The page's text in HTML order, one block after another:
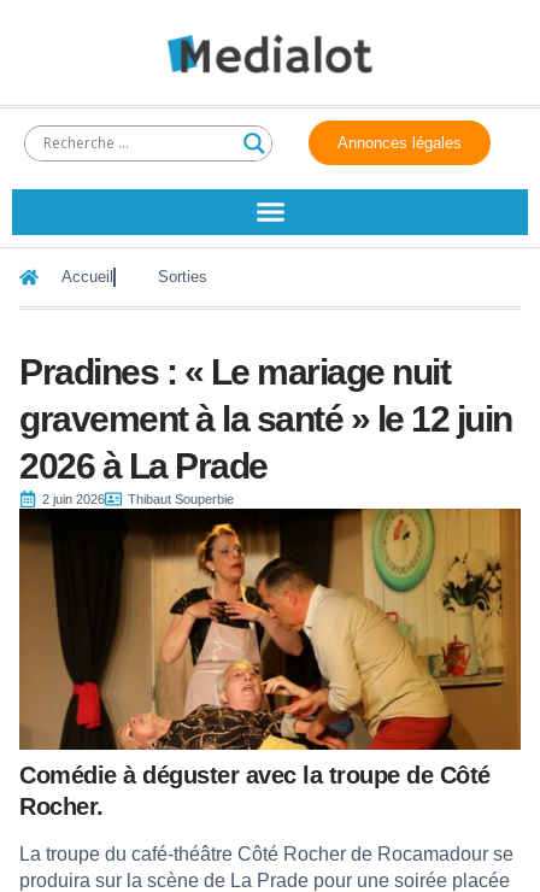
Annonces légales
Accueil Sorties
Pradines : « Le mariage nuit
gravement à la santé » le 12 juin
2026 à La Prade
2 juin 2026 Thibaut Souperbie
Comédie à déguster avec la troupe de Côté
Rocher.
La troupe du café-théâtre Côté Rocher de Rocamadour se
produira sur la scène de La Prade pour une soirée placée